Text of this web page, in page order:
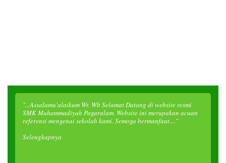
"...Assalamu'alaikum Wr. Wb Selamat Datang di website resmi
SMK Muhammadiyah Pagaralam. Website ini merupakan acuan
referensi mengenai sekolah kami. Semoga bermanfaat...."
Selengkapnya